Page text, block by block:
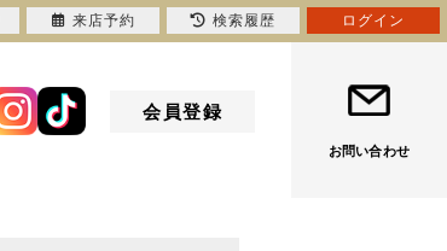
会員登録
お問い合わせ
来店予約 検索履歴 ログイン